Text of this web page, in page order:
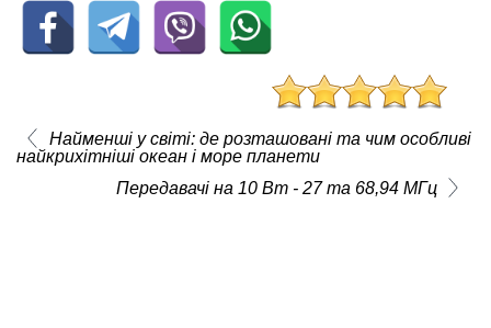
Найменші у світі: де розташовані та чим особливі
найкрихітніші океан і море планети
Передавачі на 10 Вт - 27 та 68,94 МГц